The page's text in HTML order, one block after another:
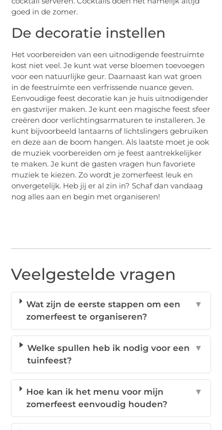
goed in de zomer.
De decoratie instellen
Het voorbereiden van een uitnodigende feestruimte
kost niet veel. Je kunt wat verse bloemen toevoegen
voor een natuurlijke geur. Daarnaast kan wat groen
in de feestruimte een verfrissende nuance geven.
Eenvoudige feest decoratie kan je huis uitnodigender
en gastvrijer maken. Je kunt een magische feest sfeer
creëren door verlichtingsarmaturen te installeren. Je
kunt bijvoorbeeld lantaarns of lichtslingers gebruiken
en deze aan de boom hangen. Als laatste moet je ook
de muziek voorbereiden om je feest aantrekkelijker
te maken. Je kunt de gasten vragen hun favoriete
muziek te kiezen. Zo wordt je zomerfeest leuk en
onvergetelijk. Heb jij er al zin in? Schaf dan vandaag
nog alles aan en begin met organiseren!
Veelgestelde vragen
Wat zijn de eerste stappen om een
zomerfeest te organiseren?
▼
Welke spullen heb ik nodig voor een
tuinfeest?
▼
Hoe kan ik het menu voor mijn
zomerfeest eenvoudig houden?
▼